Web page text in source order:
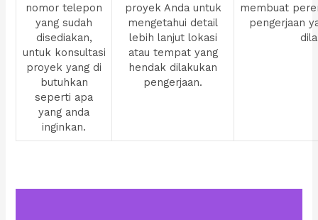
nomor telepon
yang sudah
disediakan,
untuk konsultasi
proyek yang di
butuhkan
seperti apa
yang anda
inginkan.
proyek Anda untuk
mengetahui detail
lebih lanjut lokasi
atau tempat yang
hendak dilakukan
pengerjaan.
membuat
pengerjaan